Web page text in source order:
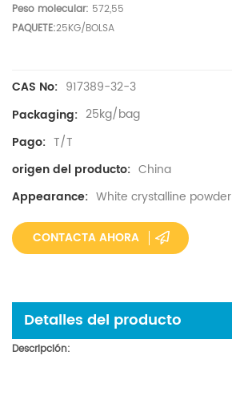
Peso molecular: 572,55
PAQUETE:25KG/BOLSA
CAS No: 917389-32-3
Packaging: 25kg/bag
Pago: T/T
origen del producto: China
Appearance: White crystalline powder
CONTACTA AHORA
Detalles del producto
Descripción: